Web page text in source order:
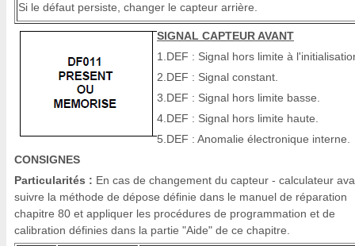
Si le défaut persiste, changer le capteur arrière.
SIGNAL CAPTEUR AVANT
1.DEF : Signal hors limite à
2.DEF : Signal constant.
3.DEF : Signal hors limite basse.
4.DEF : Signal hors limite haute.
5.DEF : Anomalie électronique interne.
CONSIGNES
Particularités : En cas de changement du capteur - calculateur
suivre la méthode de dépose définie dans le manuel de réparation
chapitre 80 et appliquer les procédures de programmation et de
calibration définies dans la partie "Aide" de ce chapitre.